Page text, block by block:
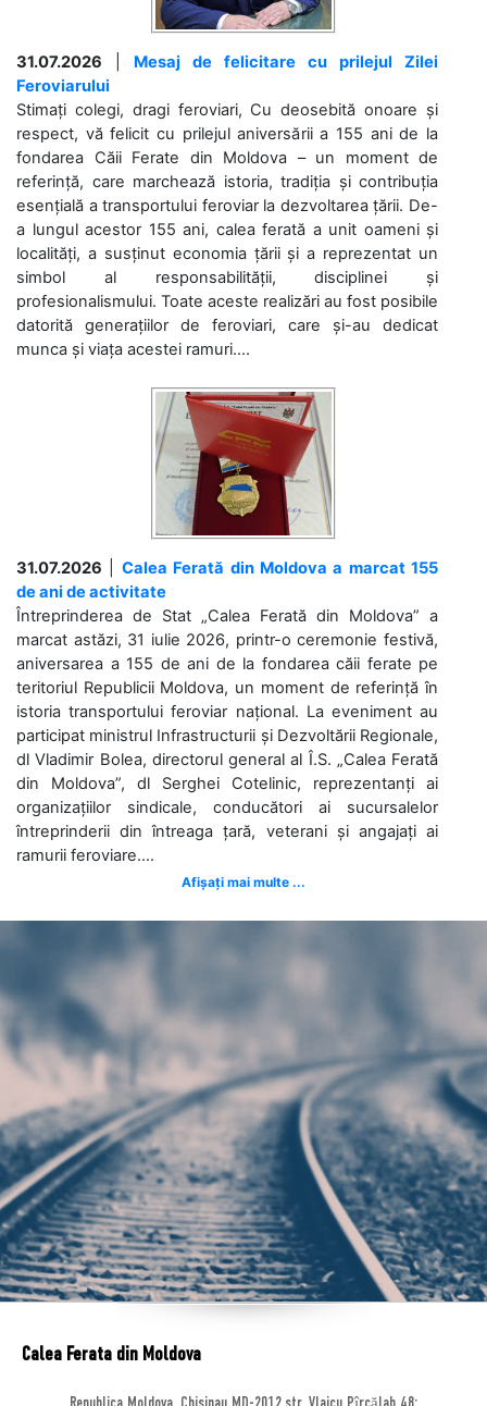
31.07.2026
Mesaj de felicitare cu prilejul Zilei
Feroviarului
Stimați colegi, dragi feroviari, Cu deosebită onoare și
respect, vă felicit cu prilejul aniversării a 155 ani de la
fondarea Căii Ferate din Moldova – un moment de
referință, care marchează istoria, tradiția și contribuția
esențială a transportului feroviar la dezvoltarea țării. De-
a lungul acestor 155 ani, calea ferată a unit oameni și
localități, a susținut economia țării și a reprezentat un
simbol al responsabilității, disciplinei și
profesionalismului. Toate aceste realizări au fost posibile
datorită generațiilor de feroviari, care și-au dedicat
munca și viața acestei ramuri....
31.07.2026
Calea Ferată din Moldova a marcat 155
de ani de activitate
Întreprinderea de Stat „Calea Ferată din Moldova” a
marcat astăzi, 31 iulie 2026, printr-o ceremonie festivă,
aniversarea a 155 de ani de la fondarea căii ferate pe
teritoriul Republicii Moldova, un moment de referință în
istoria transportului feroviar național. La eveniment au
participat ministrul Infrastructurii și Dezvoltării Regionale,
dl Vladimir Bolea, directorul general al Î.S. „Calea Ferată
din Moldova”, dl Serghei Cotelinic, reprezentanți ai
organizațiilor sindicale, conducători ai sucursalelor
întreprinderii din întreaga țară, veterani și angajați ai
ramurii feroviare....
Afișați mai multe ...
Calea Ferata din Moldova